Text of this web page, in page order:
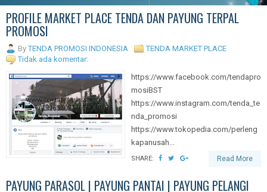
PROFILE MARKET PLACE TENDA DAN PAYUNG TERPAL
PROMOSI
ByTENDA PROMOSI INDONESIA
TENDA MARKET PLACE
Tidak ada komentar:
https://www.facebook.com/tendapro
mosiBST
https://www.instagram.com/tenda_te
nda_promosi
https://www.tokopedia.com/perleng
kapanusah...
SHARE: Read More
PAYUNG PARASOL | PAYUNG PANTAI | PAYUNG PELANGI